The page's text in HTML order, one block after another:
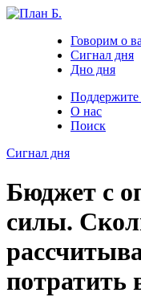
Говорим о
Сигнал дня
Дно дня
Поддержите
О нас
Поиск
Сигнал дня
Бюджет с
силы.
потратить